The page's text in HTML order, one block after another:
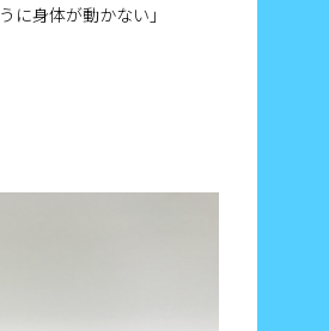
に身体が動かない」